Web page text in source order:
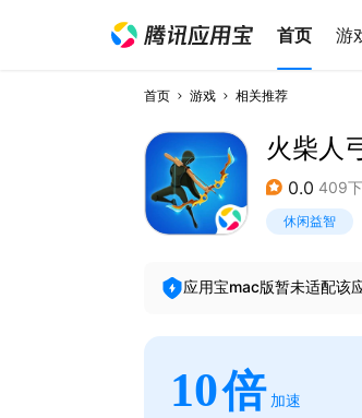
首页 游
首页 游戏 相关推荐
火柴人
0.0 409
休闲益智
应用宝mac版暂未适配该
10倍 加速